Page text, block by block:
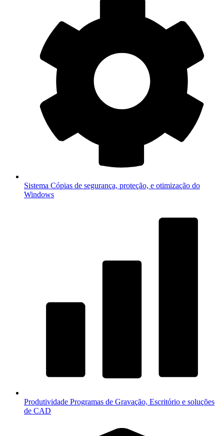
Sistema Cópias de segurança, proteção, e otimização do
Windows
Produtividade Programas de Gravação, Escritório e soluções
de CAD